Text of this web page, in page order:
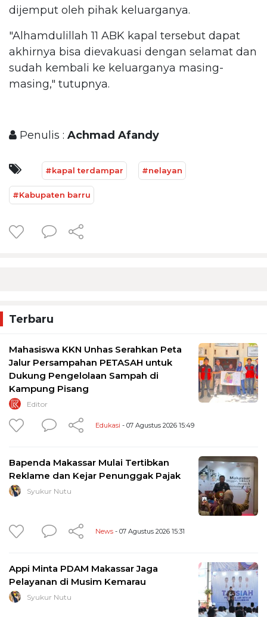
dijemput oleh pihak keluarganya.
"Alhamdulillah 11 ABK kapal tersebut dapat
akhirnya bisa dievakuasi dengan selamat dan
sudah kembali ke keluarganya masing-
masing," tutupnya.
Penulis : Achmad Afandy
#kapal terdampar #nelayan
#Kabupaten barru
Terbaru
Mahasiswa KKN Unhas Serahkan Peta
Jalur Persampahan PETASAH untuk
Dukung Pengelolaan Sampah di
Kampung Pisang
Editor
Edukasi - 07 Agustus 2026 15:49
Bapenda Makassar Mulai Tertibkan
Reklame dan Kejar Penunggak Pajak
Syukur Nutu
News - 07 Agustus 2026 15:31
Appi Minta PDAM Makassar Jaga
Pelayanan di Musim Kemarau
Syukur Nutu